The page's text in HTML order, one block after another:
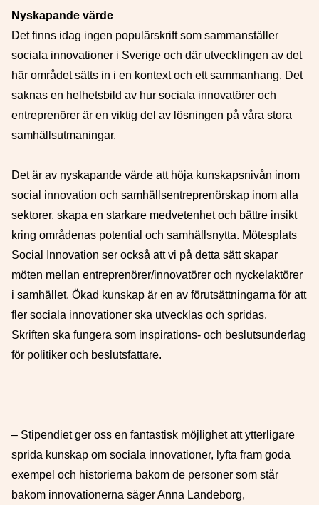
Nyskapande värde
Det finns idag ingen populärskrift som sammanställer
sociala innovationer i Sverige och där utvecklingen av det
här området sätts in i en kontext och ett sammanhang. Det
saknas en helhetsbild av hur sociala innovatörer och
entreprenörer är en viktig del av lösningen på våra stora
samhällsutmaningar.
Det är av nyskapande värde att höja kunskapsnivån inom
social innovation och samhällsentreprenörskap inom alla
sektorer, skapa en starkare medvetenhet och bättre insikt
kring områdenas potential och samhällsnytta. Mötesplats
Social Innovation ser också att vi på detta sätt skapar
möten mellan entreprenörer/innovatörer och nyckelaktörer
i samhället. Ökad kunskap är en av förutsättningarna för att
fler sociala innovationer ska utvecklas och spridas.
Skriften ska fungera som inspirations- och beslutsunderlag
för politiker och beslutsfattare.
– Stipendiet ger oss en fantastisk möjlighet att ytterligare
sprida kunskap om sociala innovationer, lyfta fram goda
exempel och historierna bakom de personer som står
bakom innovationerna säger Anna Landeborg,